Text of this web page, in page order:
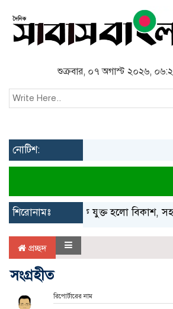
শুক্রবার, ০৭ অগাস্ট ২০২৬,
নোটিশ:
শিরোনামঃফেসবুকে যুক্ত হলো বিকাশ, সহজ
প্রচ্ছদ
সংগ্রহীত
রিপোর্টারের নাম